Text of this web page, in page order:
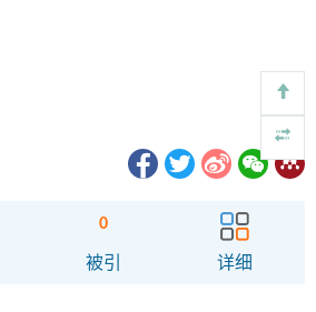
0
被引 详细